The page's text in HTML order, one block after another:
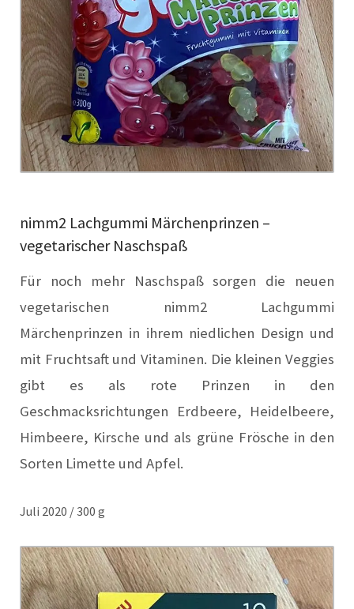
nimm2 Lachgummi Märchenprinzen –
vegetarischer Naschspaß
Für noch mehr Naschspaß sorgen die neuen
vegetarischen nimm2 Lachgummi
Märchenprinzen in ihrem niedlichen Design und
mit Fruchtsaft und Vitaminen. Die kleinen Veggies
gibt es als rote Prinzen in den
Geschmacksrichtungen Erdbeere, Heidelbeere,
Himbeere, Kirsche und als grüne Frösche in den
Sorten Limette und Apfel.
Juli 2020 / 300 g